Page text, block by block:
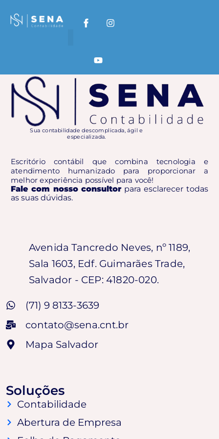
Categoria:
Sua contabilidade descomplicada, ágil e
especializada.
Escritório contábil que combina tecnologia e
atendimento humanizado para proporcionar a
melhor experiência possível para você!
Fale com nosso consultor para esclarecer todas
as suas dúvidas.
Avenida Tancredo Neves, nº 1189,
Sala 1603, Edf. Guimarães Trade,
Salvador - CEP: 41820-020.
(71) 9 8133-3639
contato@sena.cnt.br
Mapa Salvador
Soluções
Contabilidade
Abertura de Empresa